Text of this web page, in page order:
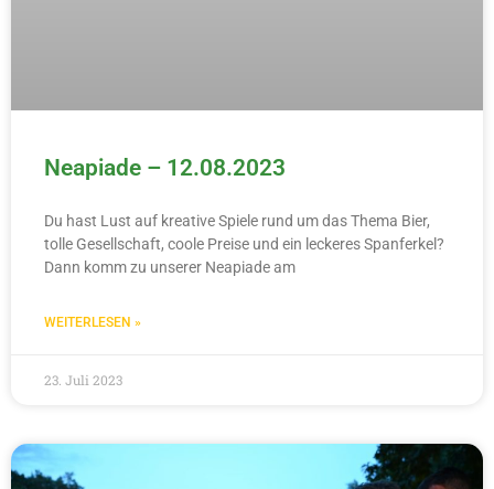
Neapiade – 12.08.2023
Du hast Lust auf kreative Spiele rund um das Thema Bier,
tolle Gesellschaft, coole Preise und ein leckeres Spanferkel?
Dann komm zu unserer Neapiade am
WEITERLESEN »
23. Juli 2023